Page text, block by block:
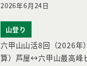
2026年6月24日
山登り
六甲山山活8回（2026年
算）芦屋↔︎六甲山最高峰